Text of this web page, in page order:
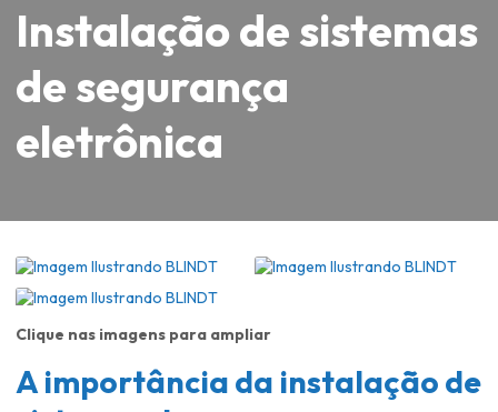
Instalação de sistemas
de segurança
eletrônica
Clique nas imagens para ampliar
A importância da instalação de